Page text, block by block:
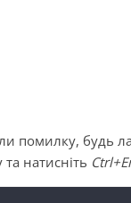
помилку, будь
натисніть